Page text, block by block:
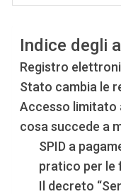
Indice degli
Registro
Stato cambia le
Accesso limitato
cosa succede a
SPID a
pratico per le
Il decreto